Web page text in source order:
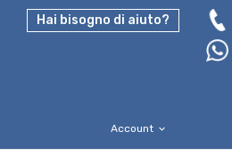
Hai bisogno di aiuto?
Account expand_more